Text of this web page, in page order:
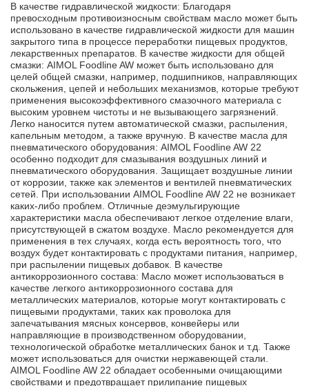
В качестве гидравлической жидкости: Благодаря
превосходным противоизносным свойствам масло может быть
использовано в качестве гидравлической жидкости для машин
закрытого типа в процессе переработки пищевых продуктов,
лекарственных препаратов. В качестве жидкости для общей
смазки: AIMOL Foodline AW может быть использовано для
целей общей смазки, например, подшипников, направляющих
скольжения, цепей и небольших механизмов, которые требуют
применения высокоэффективного смазочного материала с
высоким уровнем чистоты и не вызывающего загрязнений.
Легко наносится путем автоматической смазки, распыления,
капельным методом, а также вручную. В качестве масла для
пневматического оборудования: AIMOL Foodline AW 22
особенно подходит для смазывания воздушных линий и
пневматического оборудования. Защищает воздушные линии
от коррозии, также как элементов и вентилей пневматических
сетей. При использовании AIMOL Foodline AW 22 не возникает
каких-либо проблем. Отличные деэмульгирующие
характеристики масла обеспечивают легкое отделение влаги,
присутствующей в сжатом воздухе. Масло рекомендуется для
применения в тех случаях, когда есть вероятность того, что
воздух будет контактировать с продуктами питания, например,
при распылении пищевых добавок. В качестве
антикоррозионного состава: Масло может использоваться в
качестве легкого антикоррозионного состава для
металлических материалов, которые могут контактировать с
пищевыми продуктами, таких как проволока для
запечатывания мясных консервов, конвейеры или
направляющие в производственном оборудовании,
технологической обработке металлических банок и т.д. Также
может использоваться для очистки нержавеющей стали.
AIMOL Foodline AW 22 обладает особенными очищающими
свойствами и предотвращает прилипание пищевых